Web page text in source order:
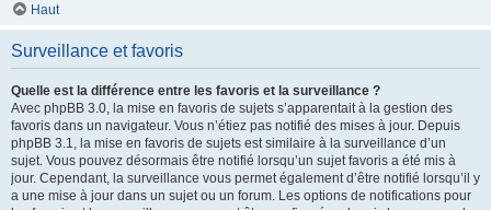
Haut
Surveillance et favoris
Quelle est la différence entre les favoris et la surveillance ?
Avec phpBB 3.0, la mise en favoris de sujets s’apparentait à la gestion des
favoris dans un navigateur. Vous n’étiez pas notifié des mises à jour. Depuis
phpBB 3.1, la mise en favoris de sujets est similaire à la surveillance d’un
sujet. Vous pouvez désormais être notifié lorsqu’un sujet favoris a été mis à
jour. Cependant, la surveillance vous permet également d’être notifié lorsqu’il y
a une mise à jour dans un sujet ou un forum. Les options de notifications pour